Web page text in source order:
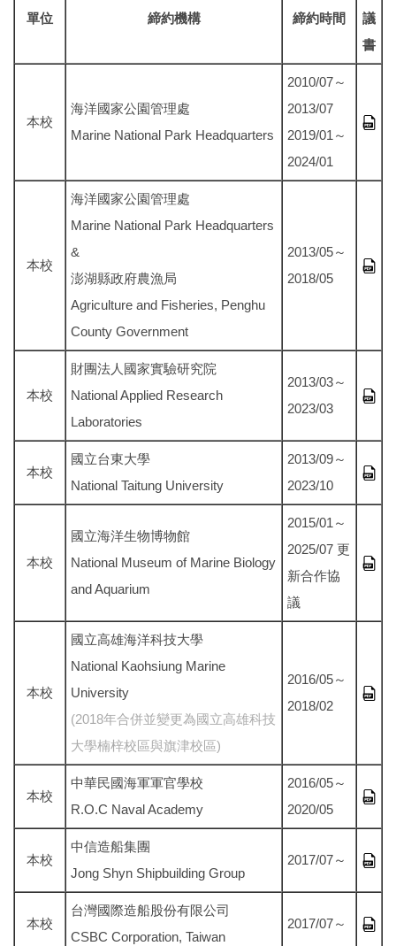
單位 締約機構 締約時間
議
書
本校
海洋國家公園管理處
Marine National Park Headquarters
2010/07～
2013/07
2019/01～
2024/01
本校
海洋國家公園管理處
Marine National Park Headquarters
&
澎湖縣政府農漁局
Agriculture and Fisheries, Penghu
County Government
2013/05～
2018/05
本校
財團法人國家實驗研究院
National Applied Research
Laboratories
2013/03～
2023/03
本校
國立台東大學
National Taitung University
2013/09～
2023/10
本校
國立海洋生物博物館
National Museum of Marine Biology
and Aquarium
2015/01～
2025/07 更
新合作協
議
本校
國立高雄海洋科技大學
National Kaohsiung Marine
University
(2018年合併並變更為國立高雄科技
大學楠梓校區與旗津校區)
2016/05～
2018/02
本校
中華民國海軍軍官學校
R.O.C Naval Academy
2016/05～
2020/05
本校
中信造船集團
Jong Shyn Shipbuilding Group
2017/07～
本校
台灣國際造船股份有限公司
CSBC Corporation, Taiwan
2017/07～